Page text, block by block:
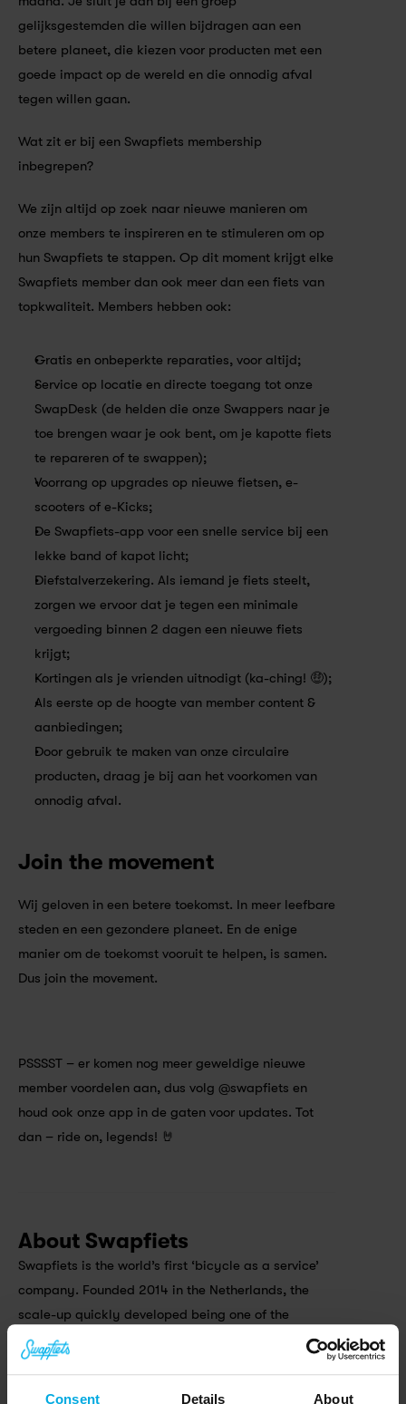
Consent Details About
gelijksgestemden die willen bijdragen aan een
betere planeet, die kiezen voor producten met een
goede impact op de wereld en die onnodig afval
tegen willen gaan. ​
Wat zit er bij een Swapfiets membership
inbegrepen?
We zijn altijd op zoek naar nieuwe manieren om
onze members te inspireren en te stimuleren om op
hun Swapfiets te stappen. Op dit moment krijgt elke
Swapfiets member dan ook meer dan een fiets van
topkwaliteit. Members hebben ook:
Gratis en onbeperkte reparaties, voor altijd;
Service op locatie en directe toegang tot onze
SwapDesk (de helden die onze Swappers naar je
toe brengen waar je ook bent, om je kapotte fiets
te repareren of te swappen);
Voorrang op upgrades op nieuwe fietsen, e-
scooters of e-Kicks;
De Swapfiets-app voor een snelle service bij een
lekke band of kapot licht;
Diefstalverzekering. Als iemand je fiets steelt,
zorgen we ervoor dat je tegen een minimale
vergoeding binnen 2 dagen een nieuwe fiets
krijgt;
Kortingen als je vrienden uitnodigt (ka-ching! 🤑);
Als eerste op de hoogte van member content &
aanbiedingen;
Door gebruik te maken van onze circulaire
producten, draag je bij aan het voorkomen van
onnodig afval.
Join the movement
Wij geloven in een betere toekomst. In meer leefbare
steden en een gezondere planeet. En de enige
manier om de toekomst vooruit te helpen, is samen.
Dus join the movement.
PSSSST – er komen nog meer geweldige nieuwe
member voordelen aan, dus volg @swapfiets en
houd ook onze app in de gaten voor updates. Tot
dan – ride on, legends!​ 🤘
About Swapfiets
Swapfiets is the world’s first ‘bicycle as a service’
company. Founded 2014 in the Netherlands, the
scale-up quickly developed being one of the
leading micro mobility providers in Europe with
280.000 members in the Netherlands, Germany,